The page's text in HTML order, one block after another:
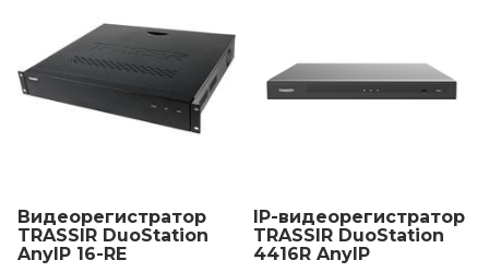
Видеорегистратор
TRASSIR DuoStation
AnyIP 16-RE
IP-видеорегистратор
TRASSIR DuoStation
4416R AnyIP